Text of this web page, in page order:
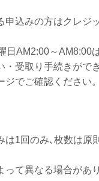
込みの方はクレジ
日AM2:00～AM8:00
・受取り手続きがで
でご確認ください。
は1回のみ､枚数は原
て異なる場合があ